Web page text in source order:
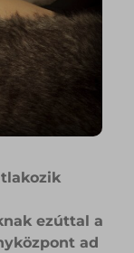
ezúttal a
ad